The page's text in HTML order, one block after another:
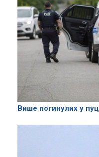
Више погинулих у